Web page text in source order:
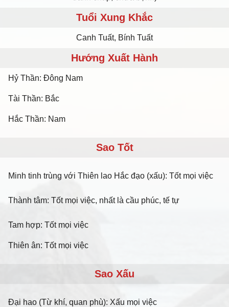
Tuổi Xung Khắc
Canh Tuất, Bính Tuất
Hướng Xuất Hành
Hỷ Thần: Đông Nam
Tài Thần: Bắc
Hắc Thần: Nam
Sao Tốt
Minh tinh trùng với Thiên lao Hắc đạo (xấu): Tốt mọi việc
Thành tâm: Tốt mọi việc, nhất là cầu phúc, tế tự
Tam hợp: Tốt mọi việc
Thiên ân: Tốt mọi việc
Sao Xấu
Đại hao (Từ khí, quan phù): Xấu mọi việc